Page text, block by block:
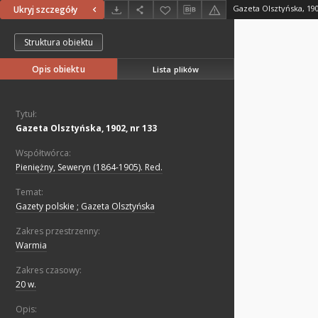
Ukryj szczegóły Gazeta Olsztyńska,
Struktura obiektu
Opis obiektu Lista plików
Tytuł:
Gazeta Olsztyńska, 1902, nr 133
Współtwórca:
Pieniężny, Seweryn (1864-1905). Red.
Temat:
Gazety polskie ; Gazeta Olsztyńska
Zakres przestrzenny:
Warmia
Zakres czasowy:
20 w.
Opis: